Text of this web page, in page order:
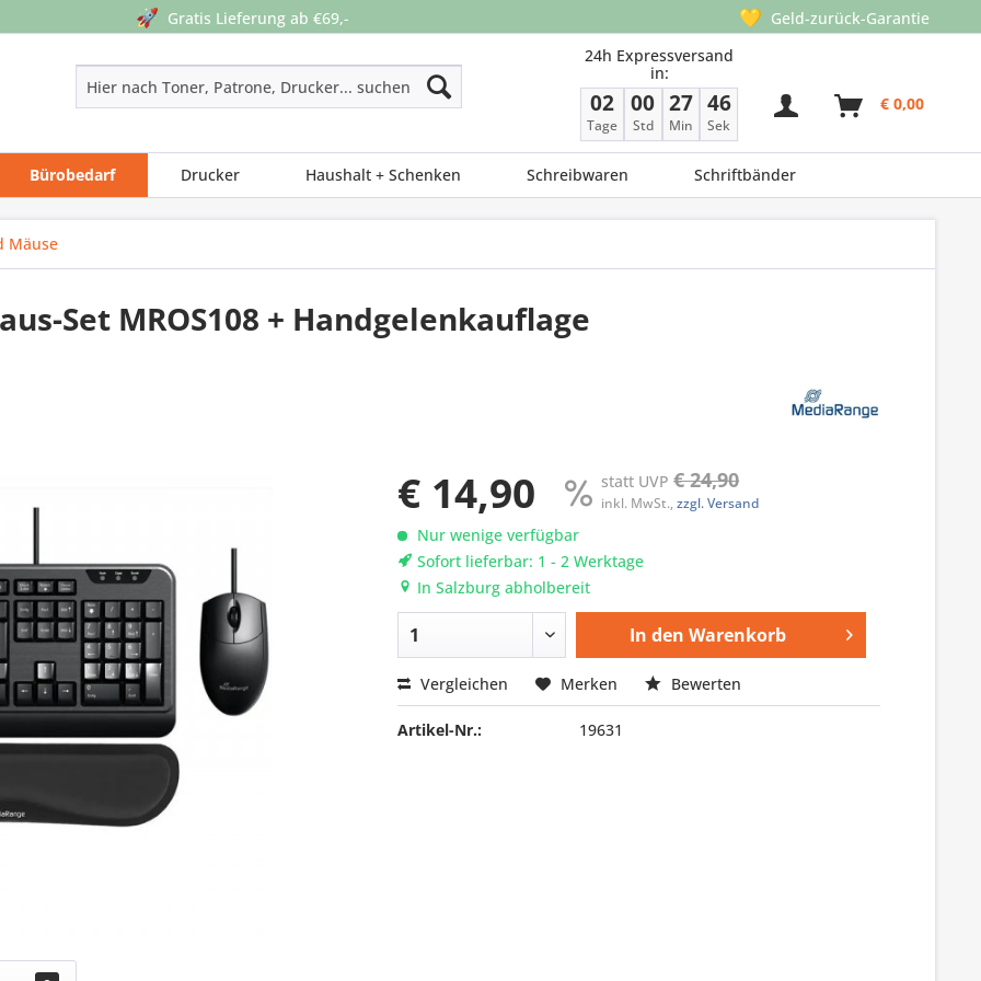
🚀 Gratis Lieferung ab €69,- 💛 Geld-zurück-Garantie
24h Expressversand
in:
02
Tage
00
Std
27
Min
45
Sek
€ 0,00
Bürobedarf Drucker Haushalt + Schenken Schreibwaren Schriftbänder
Mäuse
Set MROS108 + Handgelenkauflage
€ 14,90 statt UVP€ 24,90
inkl. MwSt.,zzgl. Versand
Nur wenige verfügbar
Sofort lieferbar: 1 - 2 Werktage
In Salzburg abholbereit
In den Warenkorb
Vergleichen Merken Bewerten
Artikel-Nr.: 19631